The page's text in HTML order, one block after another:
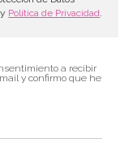
Política de Privacidad.
a recibir
y confirmo que he